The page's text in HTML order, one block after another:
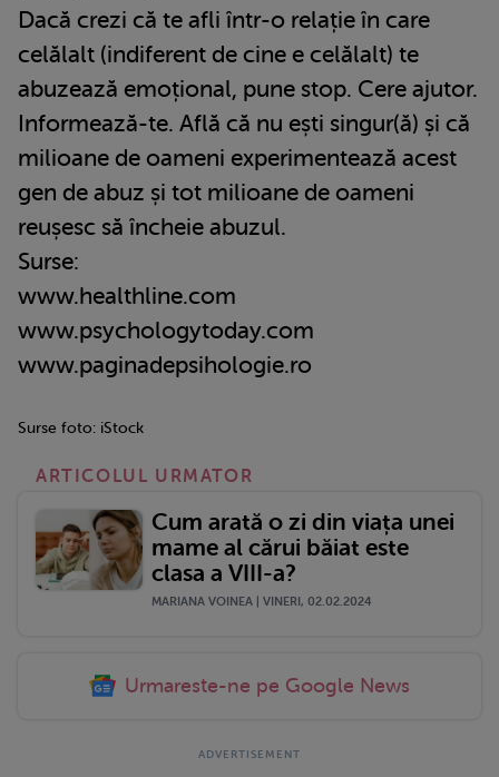
Dacă crezi că te afli într-o relație în care
celălalt (indiferent de cine e celălalt) te
abuzează emoțional, pune stop. Cere ajutor.
Informează-te. Află că nu ești singur(ă) și că
milioane de oameni experimentează acest
gen de abuz și tot milioane de oameni
reușesc să încheie abuzul.
Surse:
www.healthline.com
www.psychologytoday.com
www.paginadepsihologie.ro
Surse foto: iStock
ARTICOLUL URMATOR
Cum arată o zi din viața unei
mame al cărui băiat este
clasa a VIII-a?
MARIANA VOINEA | VINERI, 02.02.2024
Urmareste-ne pe Google News